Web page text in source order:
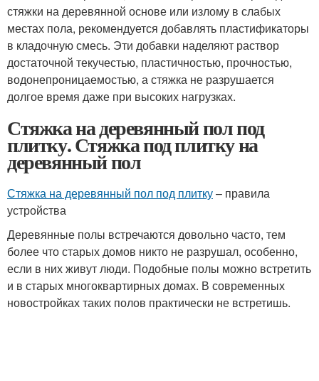
стяжки на деревянной основе или излому в слабых
местах пола, рекомендуется добавлять пластификаторы
в кладочную смесь. Эти добавки наделяют раствор
достаточной текучестью, пластичностью, прочностью,
водонепроницаемостью, а стяжка не разрушается
долгое время даже при высоких нагрузках.
Стяжка на деревянный пол под
плитку. Стяжка под плитку на
деревянный пол
Стяжка на деревянный пол под плитку– правила
устройства
Деревянные полы встречаются довольно часто, тем
более что старых домов никто не разрушал, особенно,
если в них живут люди. Подобные полы можно встретить
и в старых многоквартирных домах. В современных
новостройках таких полов практически не встретишь.